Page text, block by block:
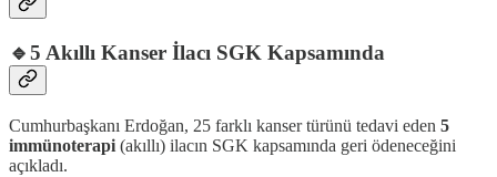
🔹5 Akıllı Kanser İlacı SGK Kapsamında
Cumhurbaşkanı Erdoğan, 25 farklı kanser türünü tedavi eden 5
immünoterapi (akıllı) ilacın SGK kapsamında geri ödeneceğini
açıkladı.